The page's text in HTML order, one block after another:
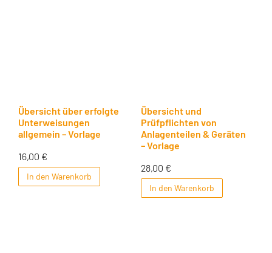
Übersicht über erfolgte
Unterweisungen
allgemein – Vorlage
16,00 €
In den Warenkorb
Übersicht und
Prüfpflichten von
Anlagenteilen & Geräten
– Vorlage
28,00 €
In den Warenkorb